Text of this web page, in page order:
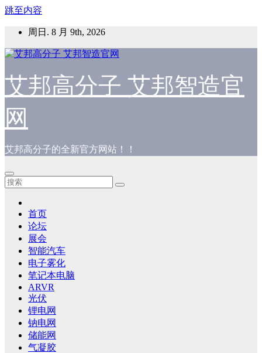
跳至内容
周日. 8 月 9th, 2026
艾邦高分子 艾邦智造官
网
艾邦高分子的全新官方网站！！
首页
论坛
展会
智能汽车
电子雾化
笔记本电脑
ARVR
光伏
锂电网
钠电网
储能网
气凝胶